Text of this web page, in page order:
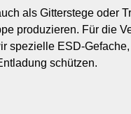
als Gitterstege oder
produzieren. Für die
spezielle ESD-
schützen.